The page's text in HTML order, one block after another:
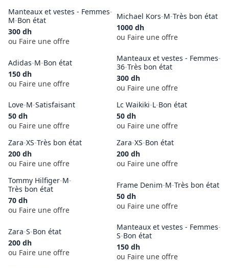
Manteaux et vestes - Femmes-
M-Bon état
300 dh
ou Faire une offre
Michael Kors-M-Très bon état
1000 dh
ou Faire une offre
Adidas-M-Bon état
150 dh
ou Faire une offre
Manteaux et vestes - Femmes-
36-Très bon état
300 dh
ou Faire une offre
Love-M-Satisfaisant
50 dh
ou Faire une offre
Lc Waikiki-L-Bon état
50 dh
ou Faire une offre
Zara-XS-Très bon état
200 dh
ou Faire une offre
Zara-XS-Bon état
200 dh
ou Faire une offre
Tommy Hilfiger-M-
Très bon état
70 dh
ou Faire une offre
Frame Denim-M-Très bon état
50 dh
ou Faire une offre
Zara-S-Bon état
200 dh
ou Faire une offre
Manteaux et vestes - Femmes-
S-Bon état
150 dh
ou Faire une offre